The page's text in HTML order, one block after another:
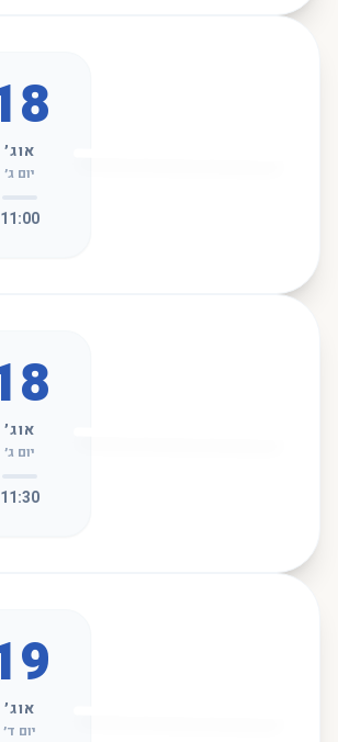
אוג׳
יום ג׳
11:00
אוג׳
יום ג׳
11:30
אוג׳
יום ד׳